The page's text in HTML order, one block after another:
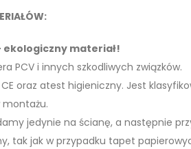
ekologiczny materiał!
PCV i innych szkodliwych związków.
CE oraz atest higieniczny. Jest
montażu.
jedynie na ścianę, a następnie
tak jak w przypadku tapet